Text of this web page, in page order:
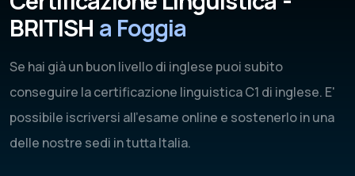
BRITISH a Foggia
Se hai già un buon livello di inglese puoi subito
conseguire la certificazione linguistica C1 di inglese. E'
possibile iscriversi all'esame online e sostenerlo in una
delle nostre sedi in tutta Italia.